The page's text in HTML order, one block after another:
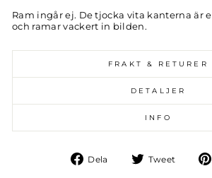
Ram ingår ej. De tjocka vita kanterna är
och ramar vackert in bilden.
FRAKT & RETURER
DETALJER
INFO
Dela
Dela
Tweet
Tweet